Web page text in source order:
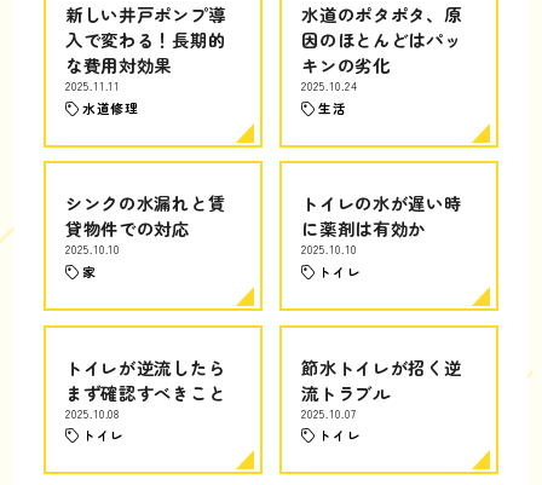
新しい井戸ポンプ導
入で変わる！長期的
な費用対効果
2025.11.11
水道修理
水道のポタポタ、原
因のほとんどはパッ
キンの劣化
2025.10.24
生活
シンクの水漏れと賃
貸物件での対応
2025.10.10
家
トイレの水が遅い時
に薬剤は有効か
2025.10.10
トイレ
トイレが逆流したら
まず確認すべきこと
2025.10.08
トイレ
節水トイレが招く逆
流トラブル
2025.10.07
トイレ